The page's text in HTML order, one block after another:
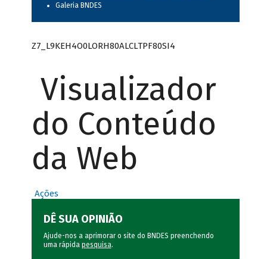
Galeria BNDES
Z7_L9KEH4O0LORH80ALCLTPF80SI4
Visualizador
do Conteúdo
da Web
Ações
DÊ SUA OPINIÃO
Ajude-nos a aprimorar o site do BNDES preenchendo
uma rápida pesquisa.